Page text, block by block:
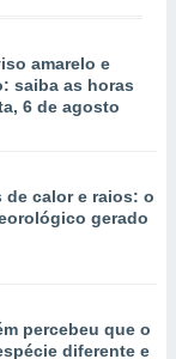
amarelo e
saiba as horas
6 de agosto
de calor e raios: o
gerado
percebeu que o
diferente e